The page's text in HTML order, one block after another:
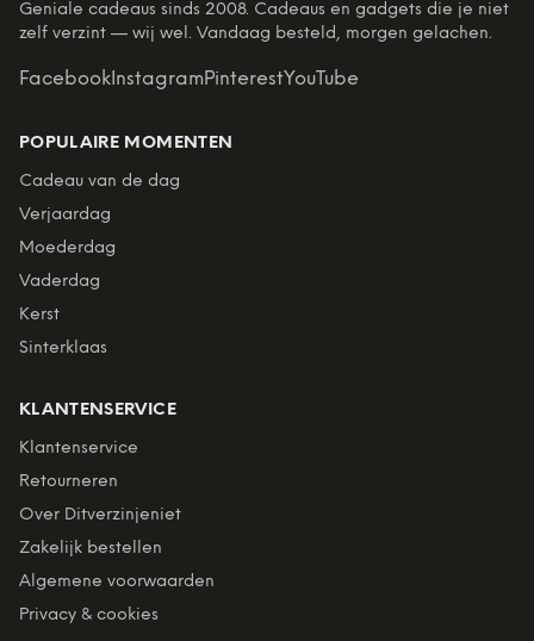
Geniale cadeaus sinds 2008. Cadeaus en gadgets die je niet
zelf verzint — wij wel. Vandaag besteld, morgen gelachen.
Facebook InstagramPinterestYouTube
POPULAIRE MOMENTEN
Cadeau van de dag
Verjaardag
Moederdag
Vaderdag
Kerst
Sinterklaas
KLANTENSERVICE
Klantenservice
Retourneren
Over Ditverzinjeniet
Zakelijk bestellen
Algemene voorwaarden
Privacy & cookies